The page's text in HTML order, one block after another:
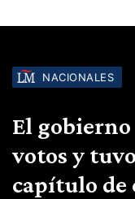
NACIONALES
El
votos y
capítulo de